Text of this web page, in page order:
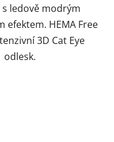
ledově modrým
efektem. HEMA Free
3D Cat Eye
odlesk.